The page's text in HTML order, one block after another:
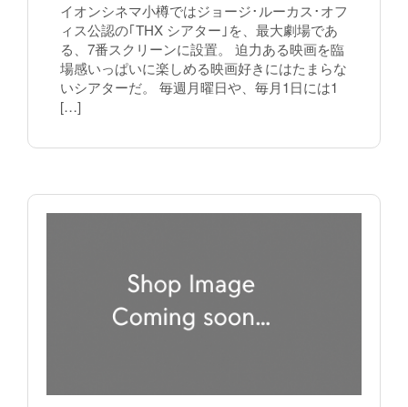
イオンシネマ小樽ではジョージ･ルーカス･オフ
ィス公認の｢THX シアター｣を、最大劇場であ
る、7番スクリーンに設置。 迫力ある映画を臨
場感いっぱいに楽しめる映画好きにはたまらな
いシアターだ。 毎週月曜日や、毎月1日には1
[…]